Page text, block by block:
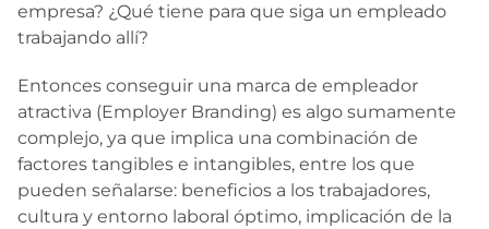
empresa? ¿Qué tiene para que siga un empleado
trabajando allí?
Entonces conseguir una marca de empleador
atractiva (Employer Branding) es algo sumamente
complejo, ya que implica una combinación de
factores tangibles e intangibles, entre los que
pueden señalarse: beneficios a los trabajadores,
cultura y entorno laboral óptimo, implicación de la